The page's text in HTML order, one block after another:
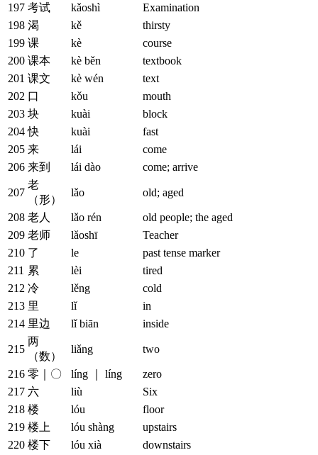
197 考试 kǎoshì
Examination
198 渴 kě
thirsty
199 课 kè
course
200 课本 kè běn
textbook
201 课文 kè wén
text
202 口 kǒu
mouth
203 块 kuài
block
204 快 kuài
fast
205 来 lái
come
206 来到 lái dào come; arrive
207
老
（形）
lǎo old; aged
208 老人 lǎo rén
old people; the aged
209 老师 lǎoshī
Teacher
210 了 le
past tense marker
211 累 lèi
tired
212 冷 lěng
cold
213 里 lǐ
in
214 里边 lǐ biān inside
215
两
（数）
liǎng two
216 零｜〇 líng ｜ líng
zero
217 六 liù
Six
218 楼 lóu
floor
219 楼上 lóu shàng
upstairs
220 楼下 lóu xià
downstairs